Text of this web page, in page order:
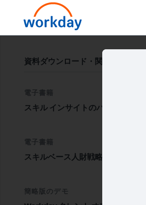
資料ダウンロード・関連情報
電子書籍
スキル インサイトのパワー
電子書籍
スキルベース人財戦略の構築
簡略版のデモ